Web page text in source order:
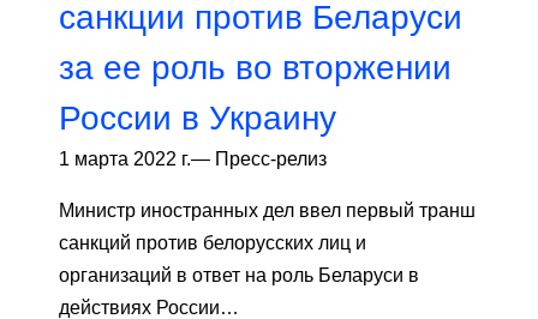
санкции против Беларуси
за ее роль во вторжении
России в Украину
1 марта 2022 г.— Пресс-релиз
Министр иностранных дел ввел первый транш
санкций против белорусских лиц и
организаций в ответ на роль Беларуси в
действиях России…